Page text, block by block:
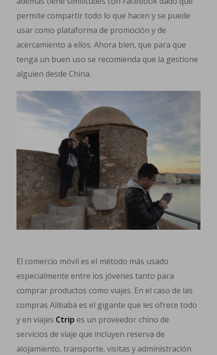
permite compartir todo lo que hacen y se puede
usar como plataforma de promoción y de
acercamiento a ellos. Ahora bien, que para que
tenga un buen uso se recomienda que la gestione
alguien desde China.
El comercio móvil es el método más usado
especialmente entre los jóvenes tanto para
comprar productos como viajes. En el caso de las
compras Alibaba es el gigante que les ofrece todo
y en viajes Ctrip es un proveedor chino de
servicios de viaje que incluyen reserva de
alojamiento, transporte, visitas y administración